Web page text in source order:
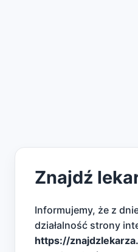
Znajdź
Informujemy, że z
działalność strony
https://